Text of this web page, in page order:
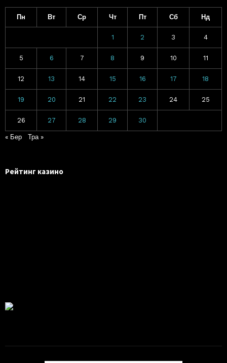
Пн Вт Ср Чт Пт Сб Нд
1 2 3 4
5 6 7 8 9 10 11
12 13 14 15 16 17 18
19 20 21 22 23 24 25
26 27 28 29 30
« Бер Тра »
Рейтинг казино